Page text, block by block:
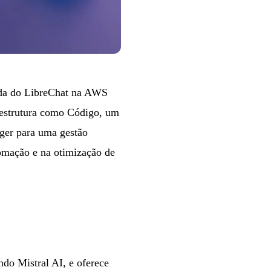
do LibreChat na AWS
como Código, um
para uma gestão
e na otimização de
Mistral AI, e oferece